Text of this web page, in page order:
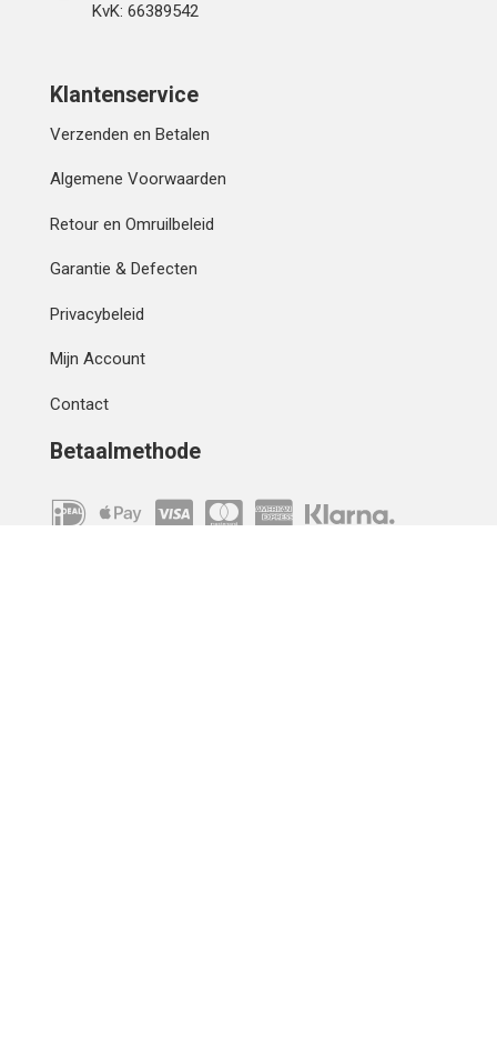
KvK: 66389542
Klantenservice
Verzenden en Betalen
Algemene Voorwaarden
Retour en Omruilbeleid
Garantie & Defecten
Privacybeleid
Mijn Account
Contact
Betaalmethode